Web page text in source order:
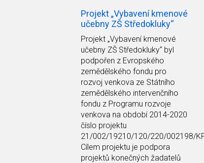
Projekt „Vybavení kmenové
učebny ZŠ Středokluky“
Projekt „Vybavení kmenové
učebny ZŠ Středokluky“ byl
podpořen z Evropského
zemědělského fondu pro
rozvoj venkova ze Státního
zemědělského intervenčního
fondu z Programu rozvoje
venkova na období 2014-2020
číslo projektu
21/002/19210/120/220/002198/
Cílem projektu je podpora
projektů konečných žadatelů